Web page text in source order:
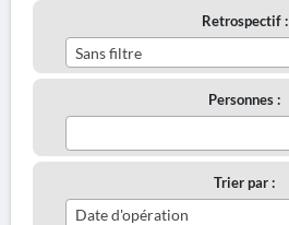
Retrospectif :
Sans filtre
Personnes :
Trier par :
Date d'opération